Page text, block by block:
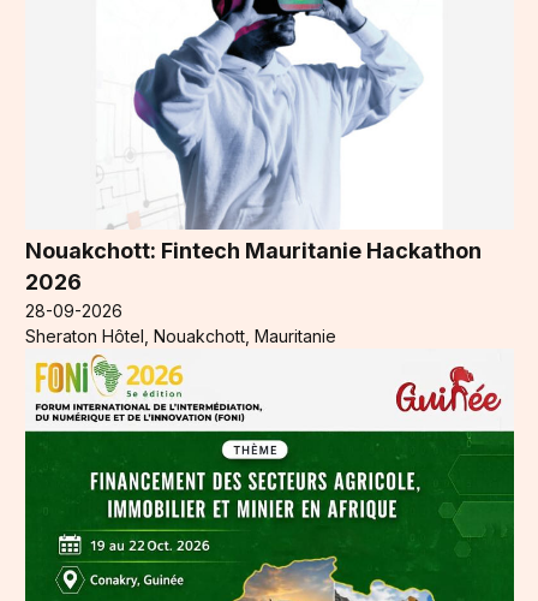
Nouakchott: Fintech Mauritanie Hackathon
2026
28-09-2026
Sheraton Hôtel, Nouakchott, Mauritanie